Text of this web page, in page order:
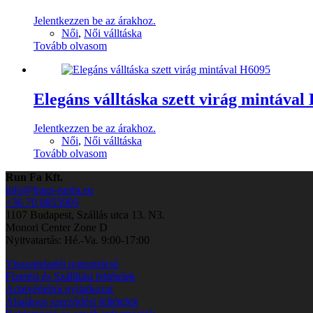
Jelentkezzen be az árakhoz.
Női, Női válltáska
Tovább olvasom
Elegáns válltáska szett virág mintával
Jelentkezzen be az árakhoz.
Női, Női válltáska
Tovább olvasom
Run Fa Kft.
info@bags-runfa.eu
+36 70 8855905
1107 Budapest, Szállás utca 13. N3.
Monori Center Zone D
Nyitvatartás: Hé.-Va. 9:00-17:00
Viszonteladói regisztráció
Fizetési és Szállítási feltételek
Adatvédelmi nyilatkozat
Általános szerződési feltételek